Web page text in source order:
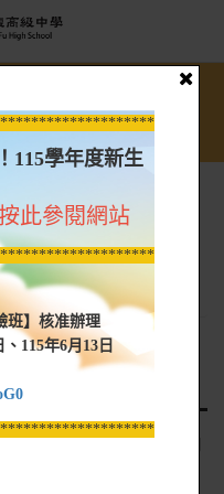
職員退休撫卹離職資遣儲金
Code連結資訊
校教職員退休撫卹
本會業務宣導影片
115學年度新生
此參閱網站
班】核准辦理
115年6月13日